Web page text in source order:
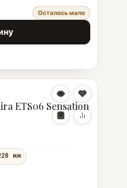
Осталось мало
ETS06 Sensation
мм